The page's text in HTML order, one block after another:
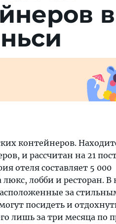
в
контейнеров.
и рассчитан на 21
отеля составляет 5 000
лобби и ресторан.
за
посидеть и
лишь за три месяца по